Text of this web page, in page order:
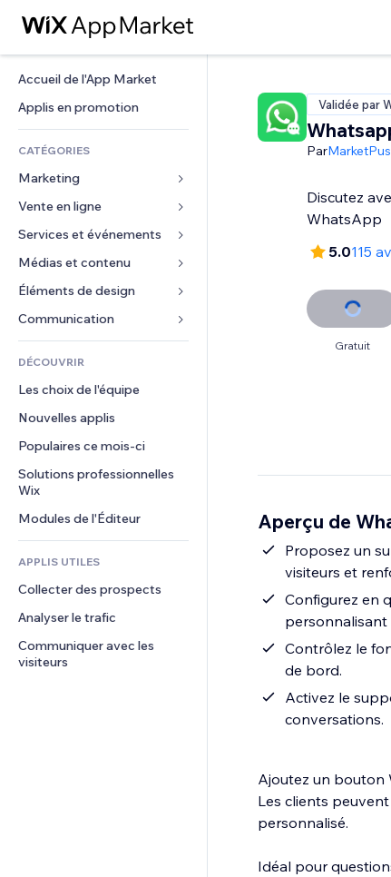
Accueil de l'App Market
Applis en promotion
CATÉGORIES
Marketing
Publicités
Mobile
Données analytiques
Réseaux sociaux
Classement de sites
E-mail
Vente en ligne
Applis pour les boutiques
Expédition et livraison
Boutons Vente
Comptabilité
Coupons et fidélisation
Solutions d'entreposage
Financement participatif
Alimentation et boissons
Services et événements
Hôtels
Événements
Restaurants
Immobilier
Réservations
Médias et contenu
Galerie
Musique
Podcasts
Photographie
Vidéo
PDF
Partage de fichiers
Actualités
Services de contenu
Effets de texte
Éléments de design
Cartes et navigation
Confidentialité
Horloge
Modèles de pages
Effets sur images
Boutons et menus
Bannières et badges
Calculateurs
Rechercher
Formulaires
Sondages
Chat
Commentaires
Téléphone
Communauté
Avis et commentaires
DÉCOUVRIR
Les choix de l'équipe
Nouvelles applis
Populaires ce mois‑ci
Solutions professionnelles
Wix
Modules de l'Éditeur
APPLIS UTILES
Collecter des prospects
Analyser le trafic
Communiquer avec les
visiteurs
Validée par
Par
Discutez
WhatsApp
5.0115
Gratuit
Aperçu de
Proposez un
visiteurs et
Configurez en
personnalisant
Contrôlez le
de bord.
Activez le
conversations.
Ajoutez un bouton
Les clients
personnalisé.
Idéal pour